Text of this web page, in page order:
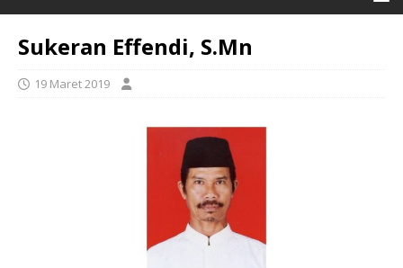
Sukeran Effendi, S.Mn
19 Maret 2019